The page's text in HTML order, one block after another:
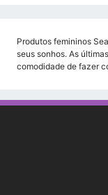
Produtos femininos
seus sonhos. As
comodidade de fazer